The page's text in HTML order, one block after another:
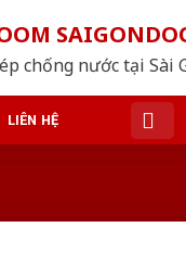
chống nước tại Sài
LIÊN HỆ